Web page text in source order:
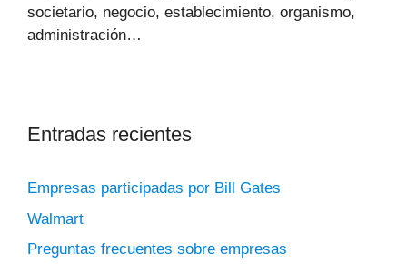
societario, negocio, establecimiento, organismo,
administración…
Entradas recientes
Empresas participadas por Bill Gates
Walmart
Preguntas frecuentes sobre empresas